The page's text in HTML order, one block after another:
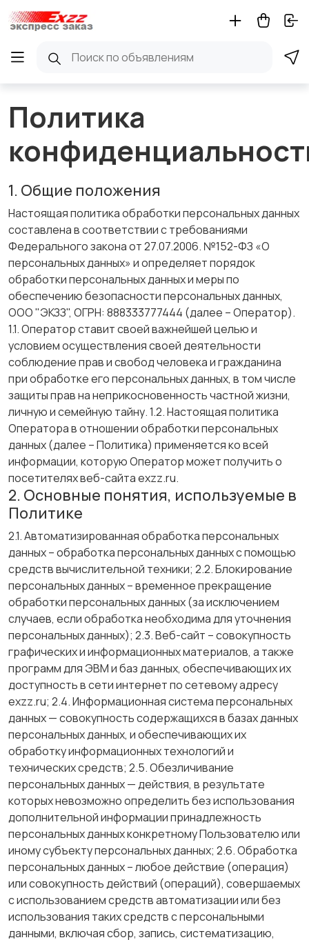
Политика
1. Общие положения
Настоящая политика обработки персональных данных
составлена в соответствии с требованиями
Федерального закона от 27.07.2006. №152-ФЗ «О
персональных данных» и определяет порядок
обработки персональных данных и меры по
обеспечению безопасности персональных данных,
ООО "ЭКЗЗ", ОГРН: 888333777444 (далее – Оператор).
1.1. Оператор ставит своей важнейшей целью и
условием осуществления своей деятельности
соблюдение прав и свобод человека и гражданина
при обработке его персональных данных, в том числе
защиты прав на неприкосновенность частной жизни,
личную и семейную тайну. 1.2. Настоящая политика
Оператора в отношении обработки персональных
данных (далее – Политика) применяется ко всей
информации, которую Оператор может получить о
посетителях веб-сайта exzz.ru.
2. Основные понятия, используемые в
Политике
2.1. Автоматизированная обработка персональных
данных – обработка персональных данных с помощью
средств вычислительной техники; 2.2. Блокирование
персональных данных – временное прекращение
обработки персональных данных (за исключением
случаев, если обработка необходима для уточнения
персональных данных); 2.3. Веб-сайт – совокупность
графических и информационных материалов, а также
программ для ЭВМ и баз данных, обеспечивающих их
доступность в сети интернет по сетевому адресу
exzz.ru; 2.4. Информационная система персональных
данных — совокупность содержащихся в базах данных
персональных данных, и обеспечивающих их
обработку информационных технологий и
технических средств; 2.5. Обезличивание
персональных данных — действия, в результате
которых невозможно определить без использования
дополнительной информации принадлежность
персональных данных конкретному Пользователю или
иному субъекту персональных данных; 2.6. Обработка
персональных данных – любое действие (операция)
или совокупность действий (операций), совершаемых
с использованием средств автоматизации или без
использования таких средств с персональными
данными, включая сбор, запись, систематизацию,